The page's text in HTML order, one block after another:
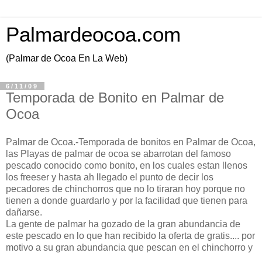
Palmardeocoa.com
(Palmar de Ocoa En La Web)
6/11/09
Temporada de Bonito en Palmar de
Ocoa
Palmar de Ocoa.-Temporada de bonitos en Palmar de Ocoa,
las Playas de palmar de ocoa se abarrotan del famoso
pescado conocido como bonito, en los cuales estan llenos
los freeser y hasta ah llegado el punto de decir los
pecadores de chinchorros que no lo tiraran hoy porque no
tienen a donde guardarlo y por la facilidad que tienen para
dañarse.
La gente de palmar ha gozado de la gran abundancia de
este pescado en lo que han recibido la oferta de gratis.... por
motivo a su gran abundancia que pescan en el chinchorro y